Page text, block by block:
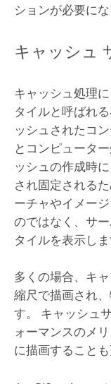
ションが必要にな
キャッシュ
キャッシュ処理
タイルと呼ばれ
ッシュされたコ
とコンピュータ
ッシュの作成時
され固定される
ーチャやイメー
のではなく、サ
タイルを表示しま
多くの場合、キ
縮尺で描画され
す。 キャッシュ
ォーマンスのメ
に描画すること